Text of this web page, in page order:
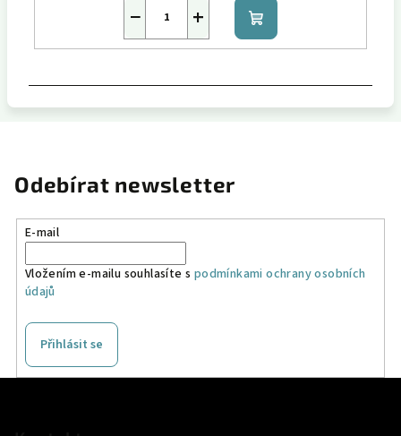
+
− Do
košíku
Odebírat newsletter
E-mail
Vložením e-mailu souhlasíte s podmínkami ochrany osobních
údajů
Přihlásit se